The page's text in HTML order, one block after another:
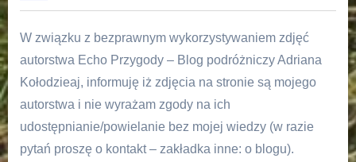
W związku z bezprawnym wykorzystywaniem zdjęć
autorstwa Echo Przygody – Blog podróżniczy Adriana
Kołodzieaj, informuję iż zdjęcia na stronie są mojego
autorstwa i nie wyrażam zgody na ich
udostępnianie/powielanie bez mojej wiedzy (w razie
pytań proszę o kontakt – zakładka inne: o blogu).